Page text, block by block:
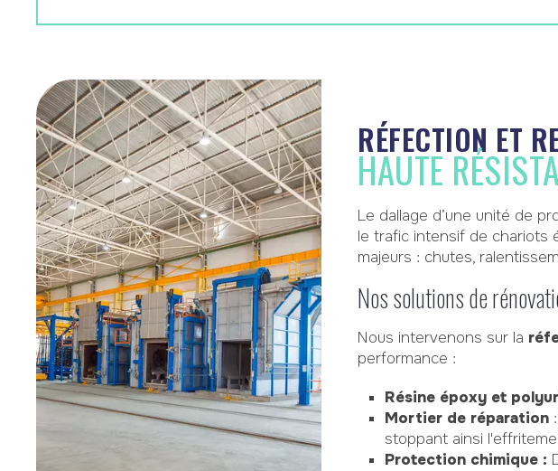
RÉFECTION ET
HAUTE
Le dallage d’une unité de
le trafic intensif de chariots
majeurs : chutes,
Nos solutions de
Nous intervenons sur la
performance :
Résine époxy et
Mortier de réparation
stoppant ainsi
Protection chimique :